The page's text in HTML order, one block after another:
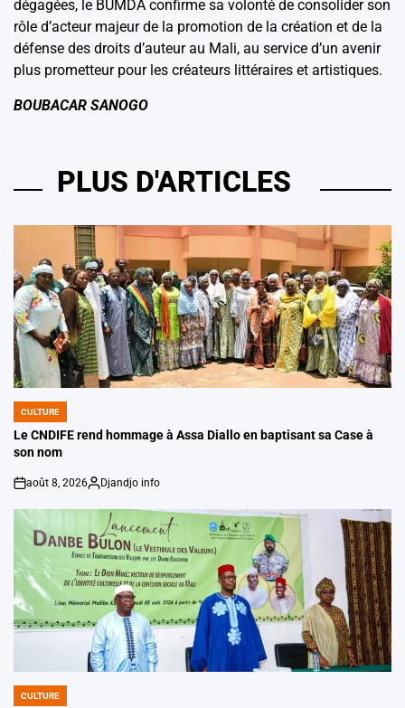
dégagées, le BUMDA confirme sa volonté de consolider son
rôle d’acteur majeur de la promotion de la création et de la
défense des droits d’auteur au Mali, au service d’un avenir
plus prometteur pour les créateurs littéraires et artistiques.
BOUBACAR SANOGO
PLUS D'ARTICLES
POSTED
IN
CULTURE
Le CNDIFE rend hommage à Assa Diallo en baptisant sa Case à
son nom
on
août 8, 2026
Posted
Djandjo info
POSTED
CULTURE